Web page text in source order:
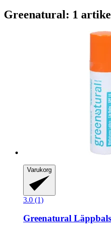
Greenatural: 1
Varukorg
3.0 (1)
Greenatural